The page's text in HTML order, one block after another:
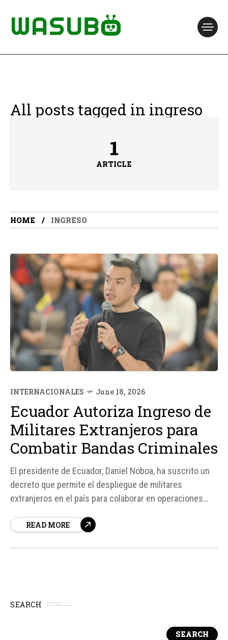
All posts tagged in ingreso
1
ARTICLE
HOME INGRESO
INTERNACIONALES June 18, 2026
Ecuador Autoriza Ingreso de
Militares Extranjeros para
Combatir Bandas Criminales
El presidente de Ecuador, Daniel Noboa, ha suscrito un
decreto que permite el despliegue de militares
extranjeros en el país para colaborar en operaciones
la estrategia de seguridad del Ejecutivo ecuatoriano
READ MORE
SEARCH
SEARCH